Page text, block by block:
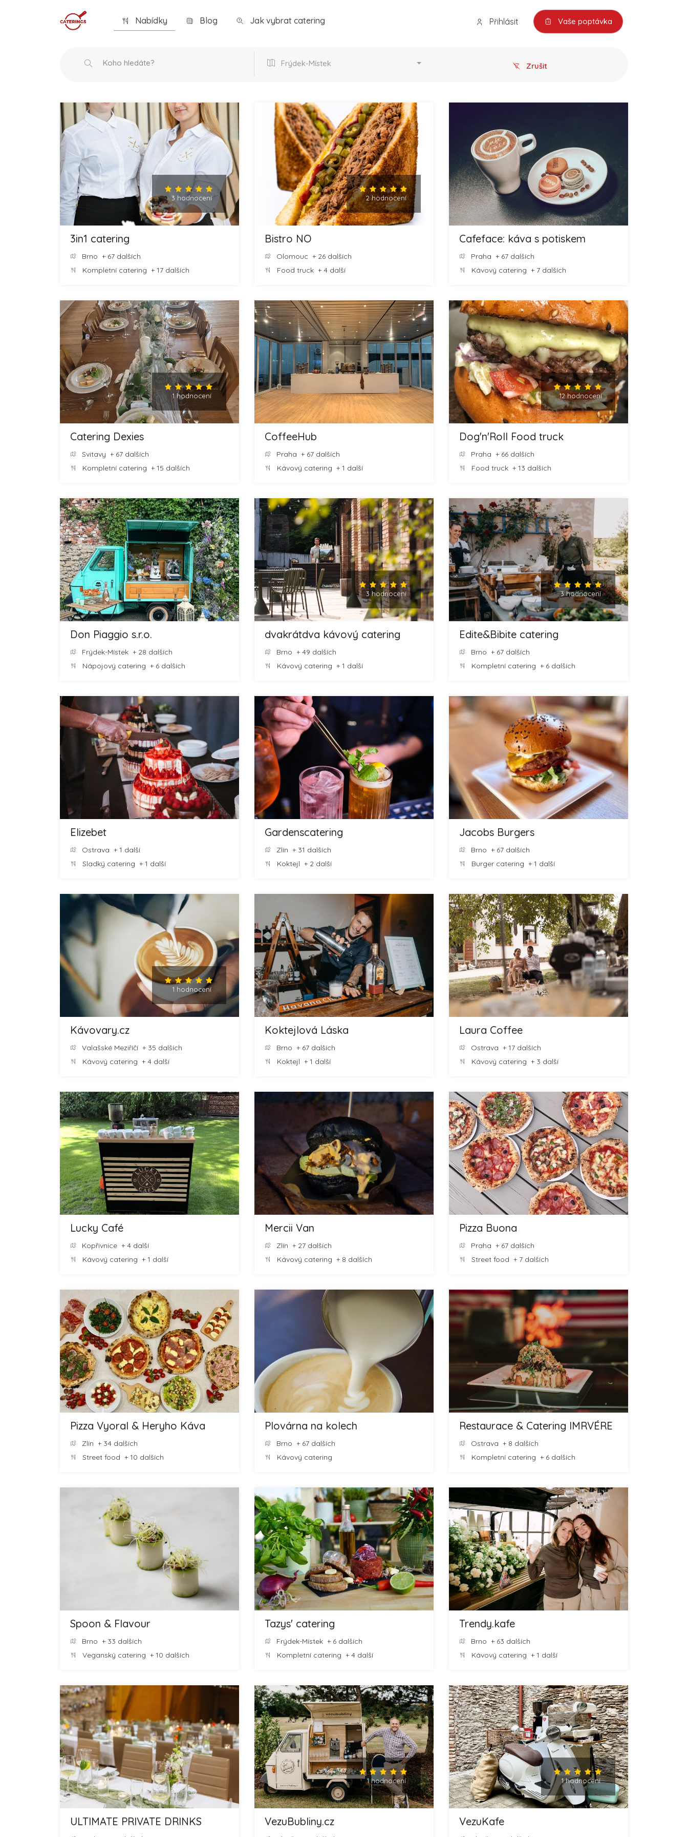
Nabídky Blog Jak vybrat catering Přihlásit Vaše poptávka
Frýdek-Místek Zrušit
3 hodnocení
3in1 catering
Brno + 67 dalších
Kompletní catering + 17 dalších
2 hodnocení
Bistro NO
Olomouc + 26 dalších
Food truck + 4 další
Cafeface: káva s potiskem
Praha + 67 dalších
Kávový catering + 7 dalších
1 hodnocení
Catering Dexies
Svitavy + 67 dalších
Kompletní catering + 15 dalších
CoffeeHub
Praha + 67 dalších
Kávový catering + 1 další
12 hodnocení
Dog'n'Roll Food truck
Praha + 66 dalších
Food truck + 13 dalších
Don Piaggio s.r.o.
Frýdek-Místek + 28 dalších
Nápojový catering + 6 dalších
3 hodnocení
dvakrátdva kávový catering
Brno + 49 dalších
Kávový catering + 1 další
3 hodnocení
Edite&Bibite catering
Brno + 67 dalších
Kompletní catering + 6 dalších
Elizebet
Ostrava + 1 další
Sladký catering + 1 další
Gardenscatering
Zlín + 31 dalších
Koktejl + 2 další
Jacobs Burgers
Brno + 67 dalších
Burger catering + 1 další
1 hodnocení
Kávovary.cz
Valašské Meziříčí + 35 dalších
Kávový catering + 4 další
Koktejlová Láska
Brno + 67 dalších
Koktejl + 1 další
Laura Coffee
Ostrava + 17 dalších
Kávový catering + 3 další
Lucky Café
Kopřivnice + 4 další
Kávový catering + 1 další
Mercii Van
Zlín + 27 dalších
Kávový catering + 8 dalších
Pizza Buona
Praha + 67 dalších
Street food + 7 dalších
Pizza Vyoral & Heryho Káva
Zlín + 34 dalších
Street food + 10 dalších
Plovárna na kolech
Brno + 67 dalších
Kávový catering
Restaurace & Catering IMRVÉRE
Ostrava + 8 dalších
Kompletní catering + 6 dalších
Spoon & Flavour
Brno + 33 dalších
Veganský catering + 10 dalších
Tazys' catering
Frýdek-Místek + 6 dalších
Kompletní catering + 4 další
Trendy.kafe
Brno + 63 dalších
Kávový catering + 1 další
ULTIMATE PRIVATE DRINKS
1 hodnocení
VezuBubliny.cz
1 hodnocení
VezuKafe